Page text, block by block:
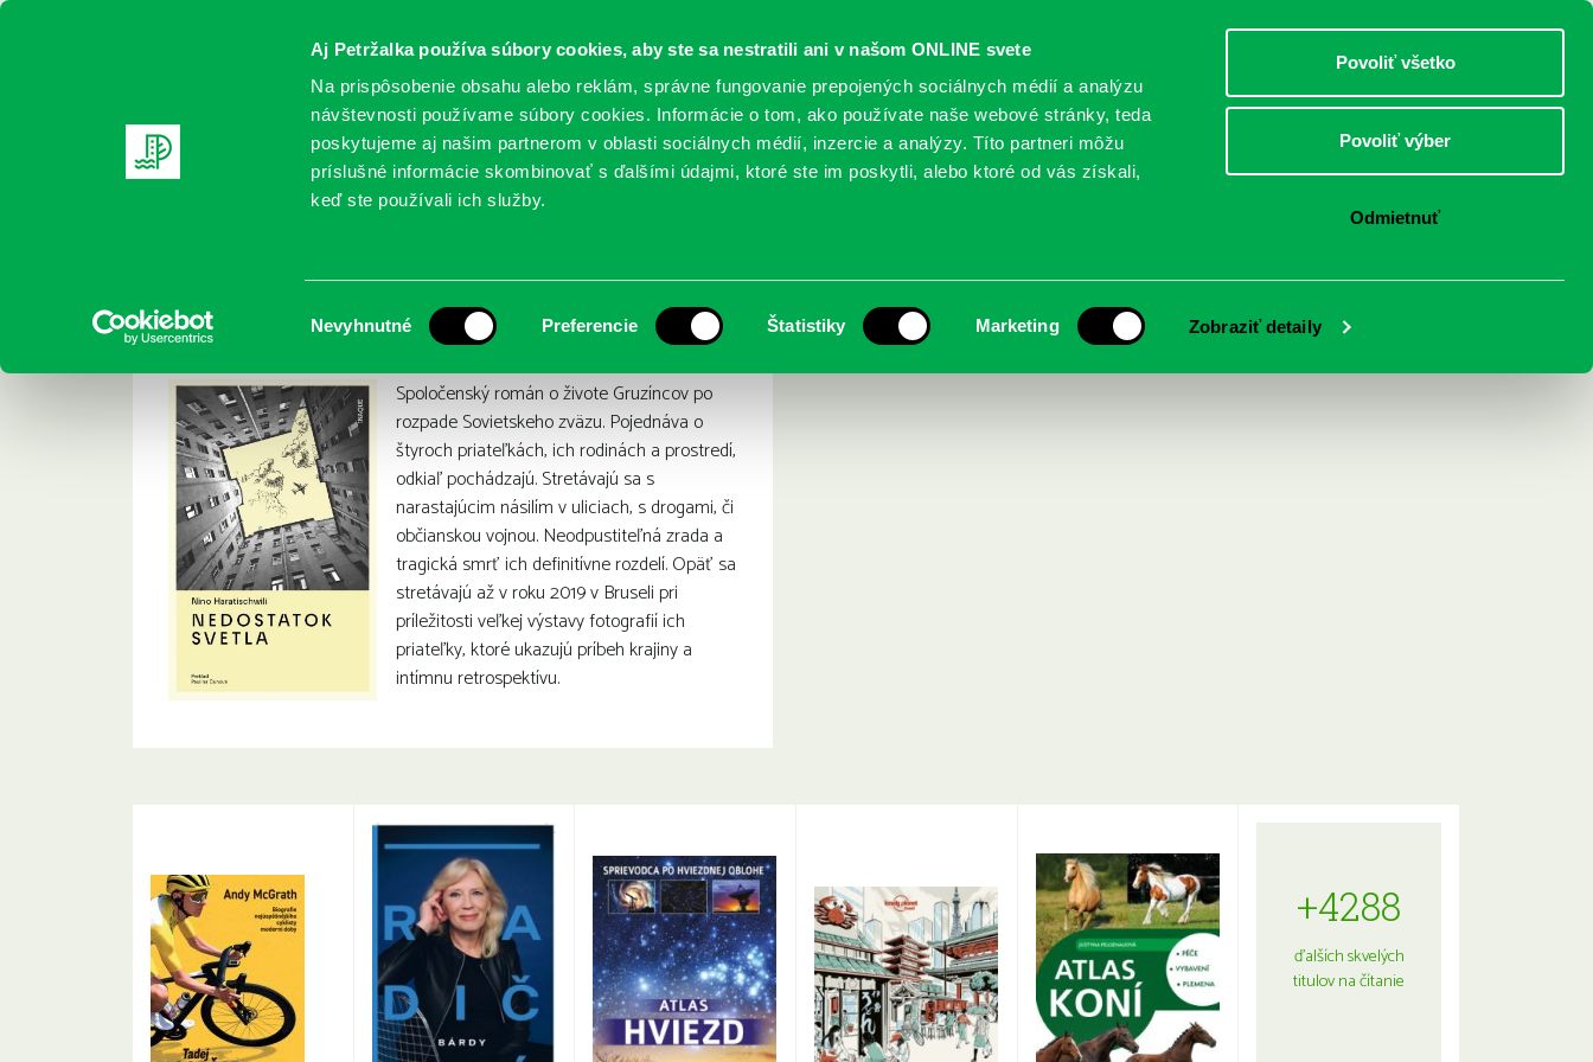
Aj Petržalka používa súbory cookies, aby ste sa nestratili ani v našom ONLINE svete
Na prispôsobenie obsahu alebo reklám, správne fungovanie prepojených sociálnych médií a analýzu
návštevnosti používame súbory cookies. Informácie o tom, ako používate naše webové stránky, teda
poskytujeme aj našim partnerom v oblasti sociálnych médií, inzercie a analýzy. Títo partneri môžu
príslušné informácie skombinovať s ďalšími údajmi, ktoré ste im poskytli, alebo ktoré od vás získali,
keď ste používali ich služby.
súhlasu
Nevyhnutné Preferencie Štatistiky Marketing Zobraziť detaily
Povoliť všetko
Povoliť výber
Odmietnuť
DOSPELÍ
REGISTRUJTE SA ONLINE KATALÓGY SLUŽBY PODUJATIA POBOČKY O KNIŽNICI
Haratischwili, Nino: Nedostatok svetla
Spoločenský román o živote Gruzíncov po
rozpade Sovietskeho zväzu. Pojednáva o
štyroch priateľkách, ich rodinách a prostredí,
odkiaľ pochádzajú. Stretávajú sa s
narastajúcim násilím v uliciach, s drogami, či
občianskou vojnou. Neodpustiteľná zrada a
tragická smrť ich definitívne rozdelí. Opäť sa
stretávajú až v roku 2019 v Bruseli pri
príležitosti veľkej výstavy fotografií ich
priateľky, ktoré ukazujú príbeh krajiny a
intímnu retrospektívu.
+4288
ďalších skvelých
titulov na čítanie